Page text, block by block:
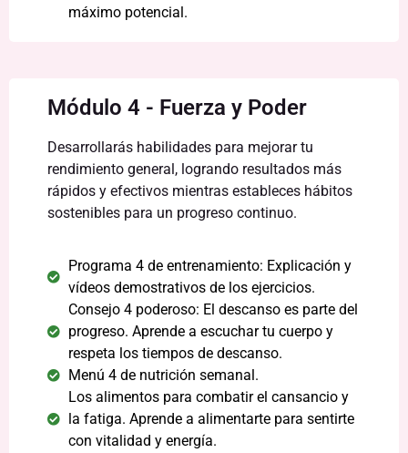
máximo potencial.
Módulo 4 - Fuerza y Poder
Desarrollarás habilidades para mejorar tu
rendimiento general, logrando resultados más
rápidos y efectivos mientras estableces hábitos
sostenibles para un progreso continuo.
Programa 4 de entrenamiento: Explicación y
vídeos demostrativos de los ejercicios.
Consejo 4 poderoso: El descanso es parte del
progreso. Aprende a escuchar tu cuerpo y
respeta los tiempos de descanso.
Menú 4 de nutrición semanal.
Los alimentos para combatir el cansancio y
la fatiga. Aprende a alimentarte para sentirte
con vitalidad y energía.